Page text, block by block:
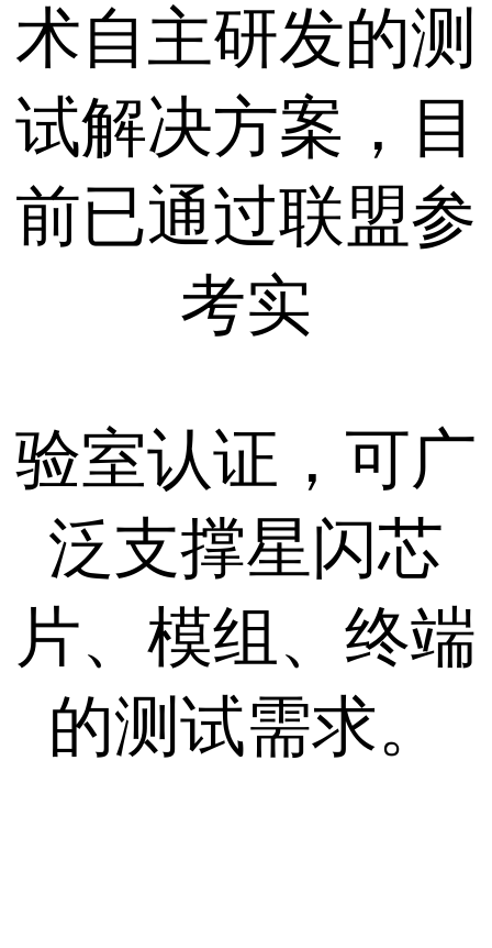
术自主研发的测
试解决方案，目
前已通过联盟参
考实
验室认证，可广
泛支撑星闪芯
片、模组、终端
的测试需求。